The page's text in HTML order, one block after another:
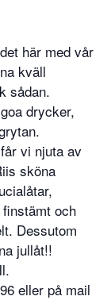
här med vår
kväll
sådan.
drycker,
vi njuta av
sköna
och
Dessutom
jullåt!!
eller på mail